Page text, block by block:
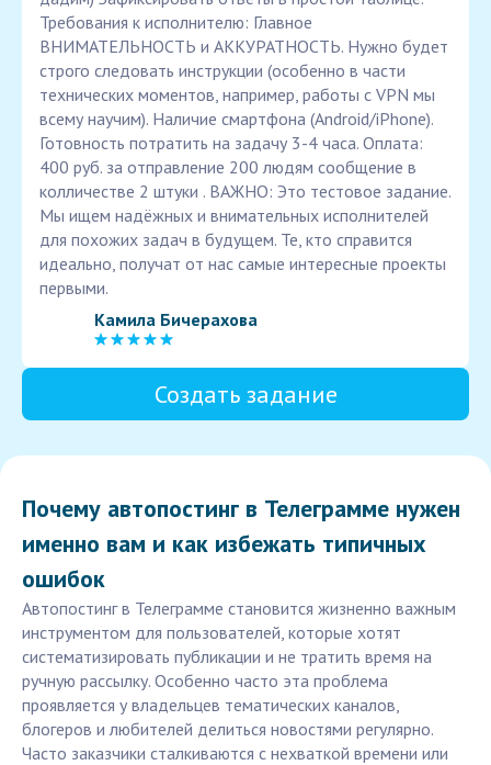
Требования к исполнителю: Главное
ВНИМАТЕЛЬНОСТЬ и АККУРАТНОСТЬ. Нужно будет
строго следовать инструкции (особенно в части
технических моментов, например, работы с VPN мы
всему научим). Наличие смартфона (Android/iPhone).
Готовность потратить на задачу 3-4 часа. Оплата:
400 руб. за отправление 200 людям сообщение в
колличестве 2 штуки . ВАЖНО: Это тестовое задание.
Мы ищем надёжных и внимательных исполнителей
для похожих задач в будущем. Те, кто справится
идеально, получат от нас самые интересные проекты
первыми.
Камила Бичерахова
Создать задание
Почему автопостинг в Телеграмме нужен
именно вам и как избежать типичных
ошибок
Автопостинг в Телеграмме становится жизненно важным
инструментом для пользователей, которые хотят
систематизировать публикации и не тратить время на
ручную рассылку. Особенно часто эта проблема
проявляется у владельцев тематических каналов,
блогеров и любителей делиться новостями регулярно.
Часто заказчики сталкиваются с нехваткой времени или